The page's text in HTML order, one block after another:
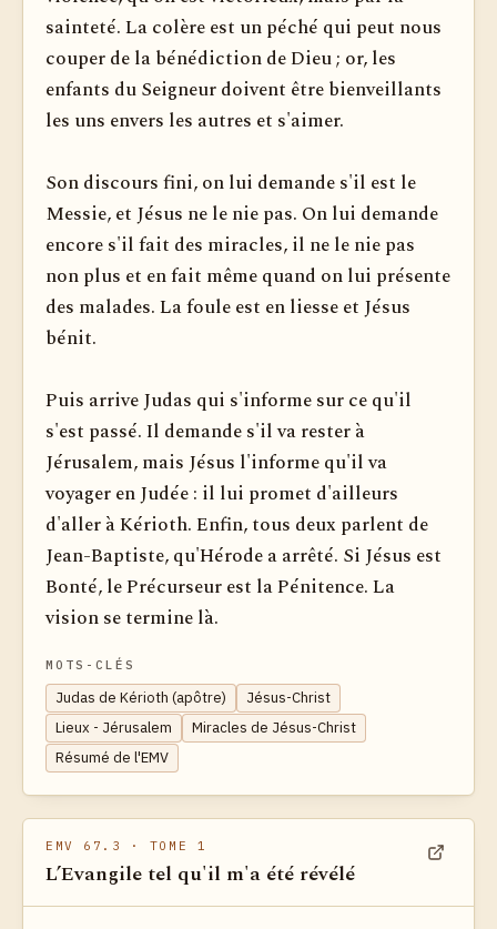
sainteté. La colère est un péché qui peut nous
couper de la bénédiction de Dieu ; or, les
enfants du Seigneur doivent être bienveillants
les uns envers les autres et s'aimer.
Son discours fini, on lui demande s'il est le
Messie, et Jésus ne le nie pas. On lui demande
encore s'il fait des miracles, il ne le nie pas
non plus et en fait même quand on lui présente
des malades. La foule est en liesse et Jésus
bénit.
Puis arrive Judas qui s'informe sur ce qu'il
s'est passé. Il demande s'il va rester à
Jérusalem, mais Jésus l'informe qu'il va
voyager en Judée : il lui promet d'ailleurs
d'aller à Kérioth. Enfin, tous deux parlent de
Jean-Baptiste, qu'Hérode a arrêté. Si Jésus est
Bonté, le Précurseur est la Pénitence. La
vision se termine là.
MOTS-CLÉS
Judas de Kérioth (apôtre)
Jésus-Christ
Lieux - Jérusalem
Miracles de Jésus-Christ
Résumé de l'EMV
EMV 67.3 · TOME 1
L’Evangile tel qu'il m'a été révélé